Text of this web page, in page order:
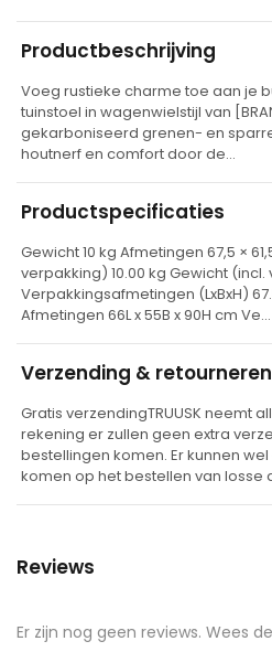
e
r
a
t
v
e
Productbeschrijving
Voeg rustieke charme toe aan je
tuinstoel in wagenwielstijl van
gekarboniseerd grenen- en
houtnerf en comfort door de…
Productspecificaties
Gewicht 10 kg Afmetingen 67,5 ×
verpakking) 10.00 kg Gewicht (incl.
Verpakkingsafmetingen (LxBxH)
Afmetingen 66L x 55B x 90H cm Ve…
Verzending & retourneren
Gratis verzendingTRUUSK neemt
rekening er zullen geen extra
bestellingen komen. Er kunnen
komen op het bestellen van losse
Reviews
Er zijn nog geen reviews. Wees